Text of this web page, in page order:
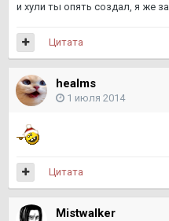
и хули ты опять создал, я же
Цитата
healms
1 июля 2014
Цитата
Mistwalker